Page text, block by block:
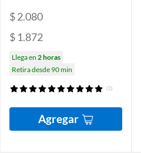
$ 2.080
$ 1.872
Llega en 2 horas
Retira desde 90 min
(2)
Agregar